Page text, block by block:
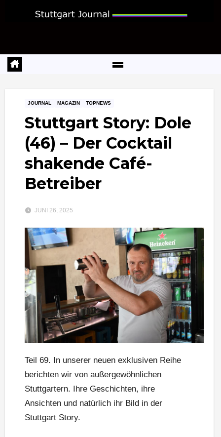
JOURNAL MAGAZIN TOPNEWS
Stuttgart Story: Dole
(46) – Der Cocktail
shakende Café-
Betreiber
JUNI 26, 2025
Teil 69. In unserer neuen exklusiven Reihe
berichten wir von außergewöhnlichen
Stuttgartern. Ihre Geschichten, ihre
Ansichten und natürlich ihr Bild in der
Stuttgart Story.